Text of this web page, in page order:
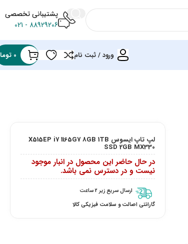
پشتیبانی تخصصی
88929206 - 021
ورود / ثبت نام 0
لپ تاپ ایسوس X515EP i7 1165G7 8GB 1TB
SSD 2GB MX330
در حال حاضر این محصول در انبار موجود
نیست و در دسترس نمی باشد.
ارسال سریع زیر 2 ساعت
گارانتی اصالت و سلامت فیزیکی کالا